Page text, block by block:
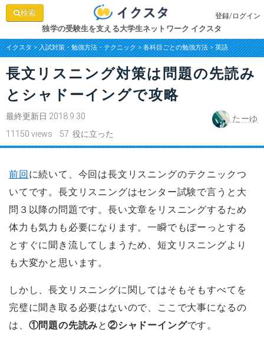
検索 登録/ログイン
独学の受験生を支える大学生ネットワーク イクスタ
イクスタ>入試対策・勉強方法・テクニック>各科目ごとの勉強方法>英語
長文リスニング対策は問題の先読み
とシャドーイングで攻略
最終更新日 2018.9.30
たーゆ
11150 views 57 役に立った
前回に続いて、今回は長文リスニングのテクニックつ
いてです。長文リスニングはセンター試験で言うと大
問３以降の問題です。長い文章をリスニングするため
体力も気力も必要になります。一瞬でもぼーっとする
とすぐに聞き流してしまうため、短文リスニングより
も大変かと思います。
しかし、長文リスニングに関してはそもそもすべてを
完璧に聞き取る必要はないので、ここで大事になるの
は、 ①問題の先読みと②シャドーイングです。